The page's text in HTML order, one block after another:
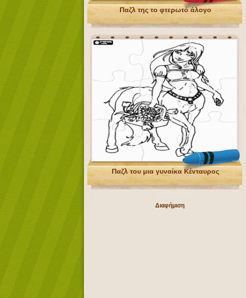
Παζλ της το φτερωτό άλογο
Παζλ του μια γυναίκα Κένταυρος
Διαφήμιση